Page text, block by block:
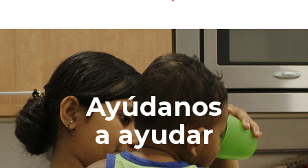
Ayúdanos
a ayudar